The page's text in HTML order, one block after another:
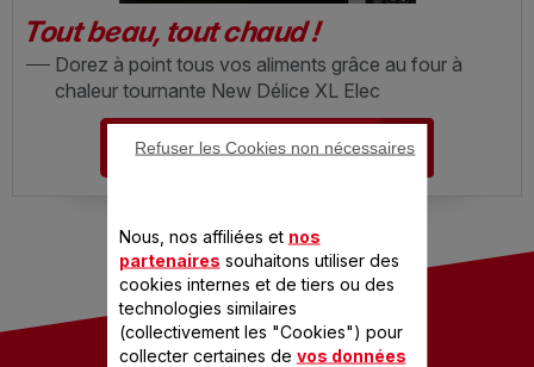
Tout beau, tout chaud !
Dorez à point tous vos aliments grâce au four à
chaleur tournante New Délice XL Elec
DÉCOUVRIR LE FOUR
Nous, nos affiliées et nos
partenaires souhaitons utiliser des
cookies internes et de tiers ou des
technologies similaires
(collectivement les "Cookies") pour
collecter certaines de vos données
Refuser les Cookies non nécessaires